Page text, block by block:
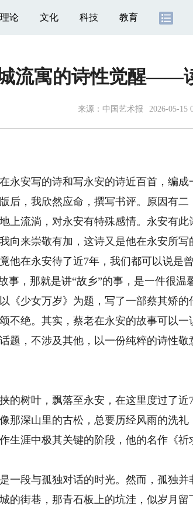
理论 文化 科技 教育
流寓的诗性觉醒——
来源： 中国艺术报 2026-05-15
安写的诗和写永安的诗近百首，编成
后，我欣然应命，撰写书评。原因有
上流淌，对永安有特殊感情。永安有此
向来崇敬有加，这诗又是他在永安所写
他在永安待了近7年，我们都可以说是
，那就是讲“故乡”的事，是一件很温
少女万岁》为题，写了一部蔡其矫的
不绝。其实，蔡老在永安的故事可以一
题，不涉及其他，以一份纯粹的诗性敬
树叶，飘落至永安，在这里度过了近
那深山里的古松，总要历经风雨的洗礼
生涯中极其关键的阶段，他的名作《祈
段与孤独对话的时光。然而，孤独并
的街巷，那青石板上的坑洼，似岁月留